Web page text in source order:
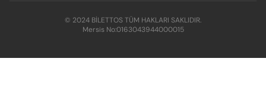
© 2024 BİLETTOS TÜM HAKLARI SAKLIDIR.
Mersis No:0163043944000015